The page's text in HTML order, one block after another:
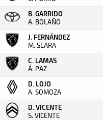
B. GARRIDO
A. BOLAÑO
J. FERNÁNDEZ
M. SEARA
C. LAMAS
Á. PAZ
D. LOJO
A. SOMOZA
D. VICENTE
S. VICENTE